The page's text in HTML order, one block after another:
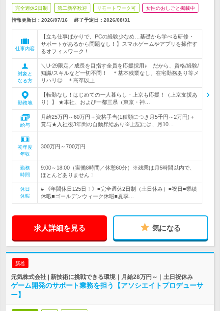
完全週休2日制 第二新卒歓迎 リモートワーク可 女性のおしごと掲載中
情報更新日：2026/07/16 終了予定日： 2026/08/31
仕事内容
【立ち仕事ばかりで、PCの経験少なめ…基礎から学べる研修・
サポートがあるから問題なし！】スマホゲームやアプリを操作す
るオフィスワーク！
対象と
なる方
＼U-29限定／成長を目指す全員を応援採用♪ だから、資格/経験/
知識/スキルなど一切不問！ ＊基本残業なし、在宅勤務あり等メ
リハリ◎ ＊高卒以上
勤務地
【転勤なし！はじめての一人暮らし・上京も応援！（上京支援あ
り）】 ★本社、および一都三県（東京・神…
給与
月給25万円～60万円＋資格手当(1種類につき月5千円～2万円)＋
賞与★入社後3年間の自動昇給あり※上記には、月10…
初年度
年収
300万円～700万円
勤務
時間
9:00～18:00（実働8時間／休憩60分）※残業は月5時間以内で、
ほとんどありません！
休日
休暇
# 《年間休日125日！》■完全週休2日制（土日休み）■祝日■業績
休暇■ゴールデンウィーク休暇■夏季…
求人詳細を見る 気になる
新着
元気株式会社 | 新技術に挑戦できる環境｜月給28万円～｜土日祝休み
ゲーム開発のサポート業務を担う【アソシエイトプロデューサ
ー】